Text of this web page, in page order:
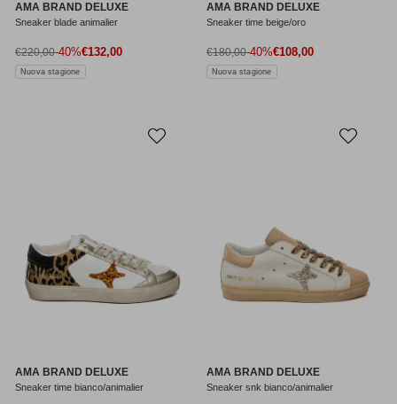
AMA BRAND DELUXE
Sneaker blade animalier
Prezzo di vendita
€132,00
Prezzo normale
€220,00-40%
Nuova stagione
AMA BRAND DELUXE
Sneaker time beige/oro
Prezzo di vendita
€108,00
Prezzo normale
€180,00-40%
Nuova stagione
AMA BRAND DELUXE
Sneaker time bianco/animalier
AMA BRAND DELUXE
Sneaker snk bianco/animalier